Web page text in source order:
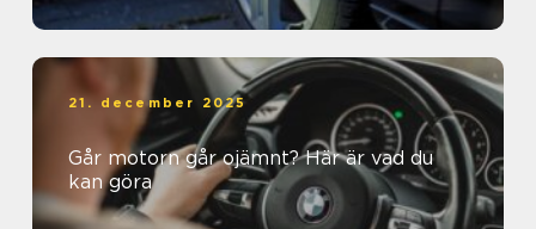
21. december 2025
Går motorn går ojämnt? Här är vad du
kan göra